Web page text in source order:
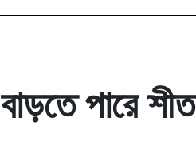
পারে শীত